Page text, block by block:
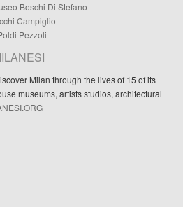
Boschi Di Stefano
Campiglio
Pezzoli
Milan through the lives of 15 of its
museums, artists studios, architectural